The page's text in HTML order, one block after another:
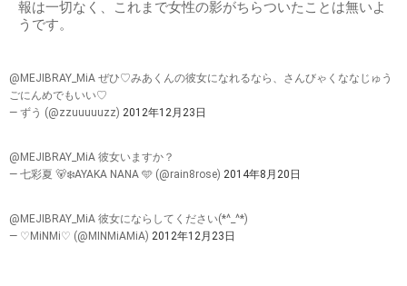
報は一切なく、これまで女性の影がちらついたことは無いよ
うです。
@MEJIBRAY_MiA ぜひ♡みあくんの彼女になれるなら、さんびゃくななじゅう
ごにんめでもいい♡
— ずう (@zzuuuuuzz) 2012年12月23日
@MEJIBRAY_MiA 彼女いますか？
— 七彩夏 🐻‍❄️AYAKA NANA 🩵 (@rain8rose) 2014年8月20日
@MEJIBRAY_MiA 彼女にならしてください(*^_^*)
— ♡MiNMi♡ (@MINMiAMiA) 2012年12月23日